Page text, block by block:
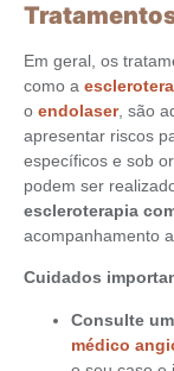
Em geral, os
como a
o endolaser, são
apresentar riscos
específicos e sob
podem ser
escleroterapia
acompanhamento
Cuidados
Consulte
médico